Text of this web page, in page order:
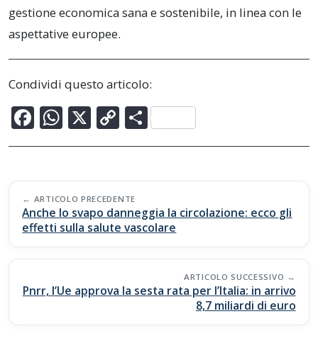
gestione economica sana e sostenibile, in linea con le
aspettative europee.
Condividi questo articolo:
F
ac
b
o
o
k
W
h
s
A
p
p
X C
o
y
Li
n
k
C
o
di
vi
di
Post
navigation
ARTICOLO PRECEDENTE
Anche lo svapo danneggia la circolazione: ecco gli
effetti sulla salute vascolare
ARTICOLO SUCCESSIVO
Pnrr, l’Ue approva la sesta rata per l’Italia: in arrivo
8,7 miliardi di euro